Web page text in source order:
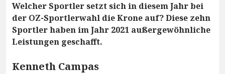
Welcher Sportler setzt sich in diesem Jahr bei
der OZ-Sportlerwahl die Krone auf? Diese zehn
Sportler haben im Jahr 2021 außergewöhnliche
Leistungen geschafft.
Kenneth Campas